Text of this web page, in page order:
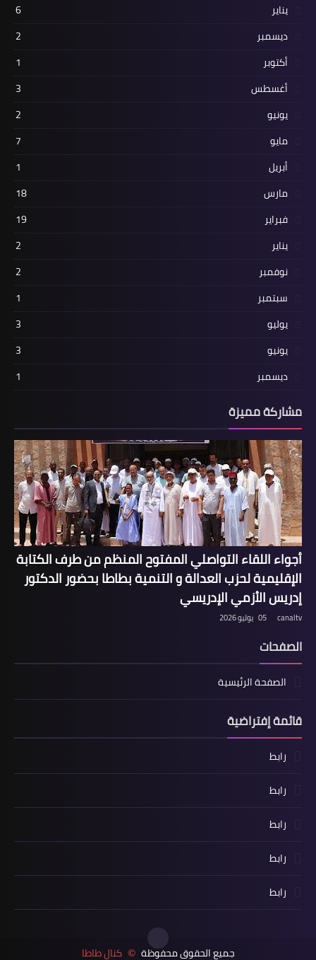
يناير
6
ديسمبر
2
أكتوبر
1
أغسطس
3
يونيو
2
مايو
7
أبريل
1
مارس
18
فبراير
19
يناير
2
نوفمبر
2
سبتمبر
1
يوليو
3
يونيو
3
ديسمبر
1
مشاركة مميزة
أجواء اللقاء التواصلي المفتوح المنظم من طرف الكتابة
الإقليمية لحزب العدالة و التنمية بطاطا بحضور الدكتور
إدريس الأزمي الإدريسي
canaltv 05 يوليو 2026
الصفحات
الصفحة الرئيسية
قائمة إفتراضية
رابط
رابط
رابط
رابط
رابط
جميع الحقوق محفوظة © كنال طاطا